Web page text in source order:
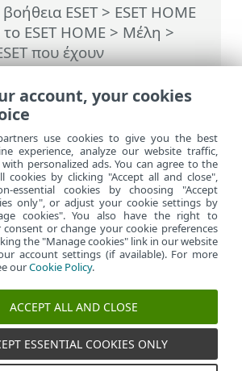
ESET> ESET HOME
ESET HOME > Μέλη >
που έχουν
σε μέλος>Anti-Theft>
προστατεύονται από το
επιφάνειας εργασίας
ESET
ESET
account, your cookies
use cookies to give you the best
experience, analyze our website traffic,
personalized ads. You can agree to the
cookies by clicking "Accept all and close",
essential cookies by choosing "Accept
only", or adjust your cookie settings by
cookies". You also have the right to
or change your cookie preferences
the "Manage cookies" link in our website
account settings (if available). For more
ourCookie Policy.
ACCEPT ALL AND CLOSE
ESSENTIAL COOKIES ONLY